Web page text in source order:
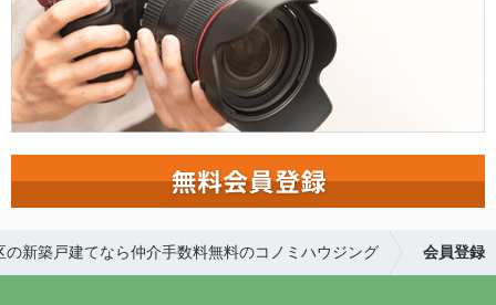
新築戸建てなら仲介手数料無料のコノミハウジング 会員登録